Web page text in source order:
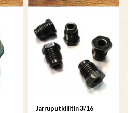
Jarruputkiliitin 3/16